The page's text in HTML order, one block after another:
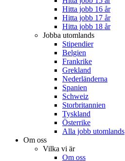
Hitta jobb 16 år
Hitta jobb 17 år
Hitta jobb 18 år
Jobba utomlands
Stipendier
Belgien
Frankrike
Grekland
Nederländerna
Spanien
Schweiz
Storbritannien
Tyskland
Österrike
Alla jobb utomlands
Om oss
Vilka vi är
Om oss